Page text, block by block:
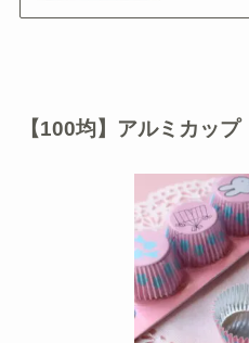
【100均】アルミカップ